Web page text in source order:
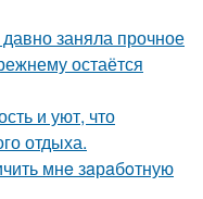
заняла прочное
остаётся
и уют, что
отдыха.
мнe зaрaбoтную